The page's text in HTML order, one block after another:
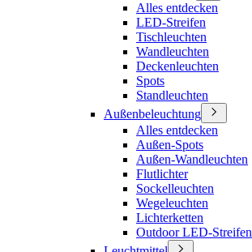
Alles entdecken
LED-Streifen
Tischleuchten
Wandleuchten
Deckenleuchten
Spots
Standleuchten
Außenbeleuchtung
Alles entdecken
Außen-Spots
Außen-Wandleuchten
Flutlichter
Sockelleuchten
Wegeleuchten
Lichterketten
Outdoor LED-Streifen